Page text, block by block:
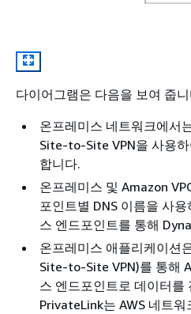
다이어그램은 다음을 보여 줍
온프레미스 네트워크에서
Site-to-Site VPN을 사용하
합니다.
온프레미스 및 Amazon
포인트별 DNS 이름을 사
스 엔드포인트를 통해
온프레미스 애플리케이션
Site-to-Site VPN)를 통해
스 엔드포인트로 데이터를
PrivateLink는 AWS 네트